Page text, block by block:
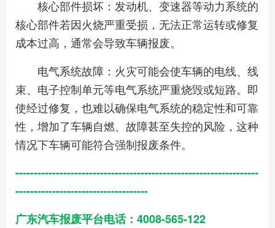
核心部件损坏：发动机、变速器等动力系统的
核心部件若因火烧严重受损，无法正常运转或修复
成本过高，通常会导致车辆报废。
电气系统故障：火灾可能会使车辆的电线、线
束、电子控制单元等电气系统严重烧毁或短路。即
使经过修复，也难以确保电气系统的稳定性和可靠
性，增加了车辆自燃、故障甚至失控的风险，这种
情况下车辆可能符合强制报废条件。
------------------------------------------------------------------
------------------------------------
广东汽车报废平台电话：4008-565-122